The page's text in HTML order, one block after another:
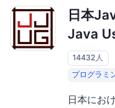
日本
Java
14432人
プログラミ
日本にお